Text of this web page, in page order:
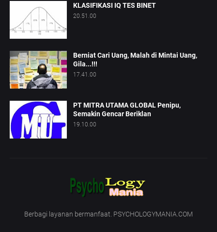
KLASIFIKASI IQ TES BINET
20.51.00
Berniat Cari Uang, Malah di Mintai Uang,
Gila...!!!
17.41.00
PT MITRA UTAMA GLOBAL Penipu,
Semakin Gencar Beriklan
19.10.00
Berbagi layanan bermanfaat. PSYCHOLOGYMANIA.COM